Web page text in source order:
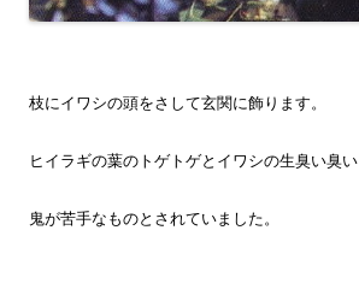
枝にイワシの頭をさして玄関に飾ります。
ヒイラギの葉のトゲトゲとイワシの生臭い臭い
鬼が苦手なものとされていました。